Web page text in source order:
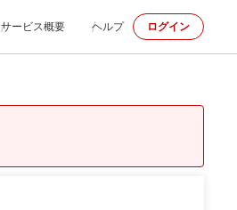
サービス概要 ヘルプ ログイン